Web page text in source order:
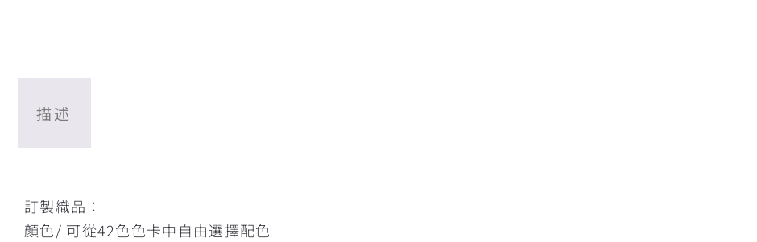
描述
訂製織品：
顏色/ 可從42色色卡中自由選擇配色